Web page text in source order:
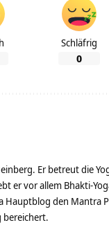
Schläfrig
0
Er betreut die
er vor allem Bhakti-
Hauptblog den
bereichert.